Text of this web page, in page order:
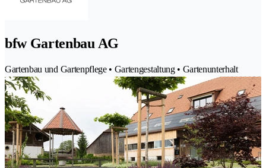
bfw Gartenbau AG
Gartenbau und Gartenpflege • Gartengestaltung • Gartenunterhalt